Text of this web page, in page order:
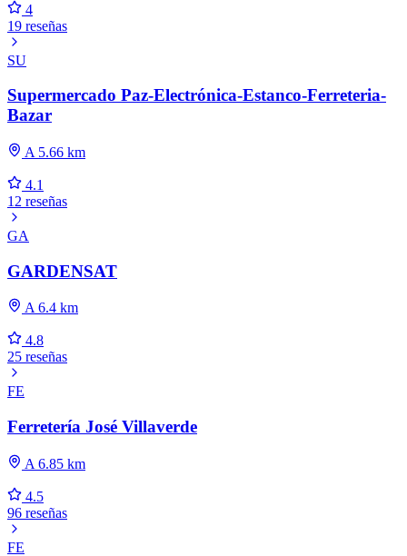
4
19 reseñas
SU
Supermercado Paz-Electrónica-Estanco-Ferreteria-
Bazar
A 5.66 km
4.1
12 reseñas
GA
GARDENSAT
A 6.4 km
4.8
25 reseñas
FE
Ferretería José Villaverde
A 6.85 km
4.5
96 reseñas
FE